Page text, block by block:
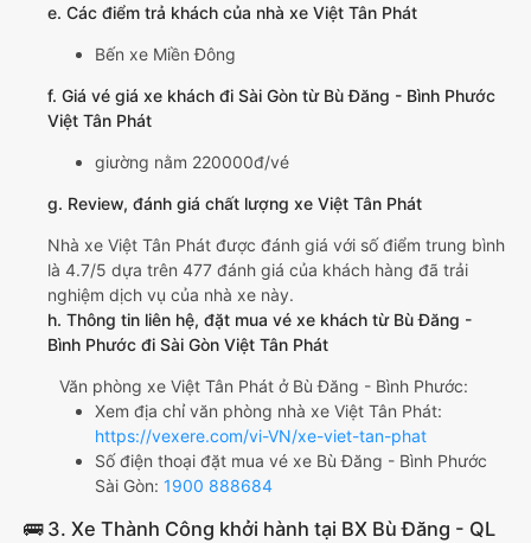
e. Các điểm trả khách của nhà xe Việt Tân Phát
Bến xe Miền Đông
f. Giá vé giá xe khách đi Sài Gòn từ Bù Đăng - Bình Phước
Việt Tân Phát
giường nằm 220000đ/vé
g. Review, đánh giá chất lượng xe Việt Tân Phát
Nhà xe Việt Tân Phát được đánh giá với số điểm trung bình
là 4.7/5 dựa trên 477 đánh giá của khách hàng đã trải
nghiệm dịch vụ của nhà xe này.
h. Thông tin liên hệ, đặt mua vé xe khách từ Bù Đăng -
Bình Phước đi Sài Gòn Việt Tân Phát
Văn phòng xe Việt Tân Phát ở Bù Đăng - Bình Phước:
Xem địa chỉ văn phòng nhà xe Việt Tân Phát:
https://vexere.com/vi-VN/xe-viet-tan-phat
Số điện thoại đặt mua vé xe Bù Đăng - Bình Phước
Sài Gòn: 1900 888684
🚌 3. Xe Thành Công khởi hành tại BX Bù Đăng - QL